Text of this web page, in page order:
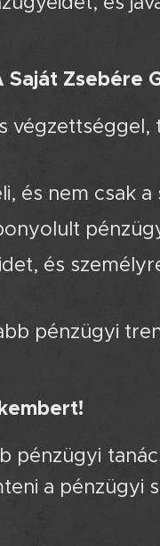
Saját Zsebére
végzettséggel,
és nem csak a
és
pénzügyi
pénzügyi
a pénzügyi